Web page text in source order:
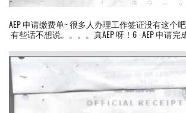
AEP 申请缴费单~ 很多人办理工作签证没有这个
有些话不想说。。。。真AEP 呀！6 AEP 申请完